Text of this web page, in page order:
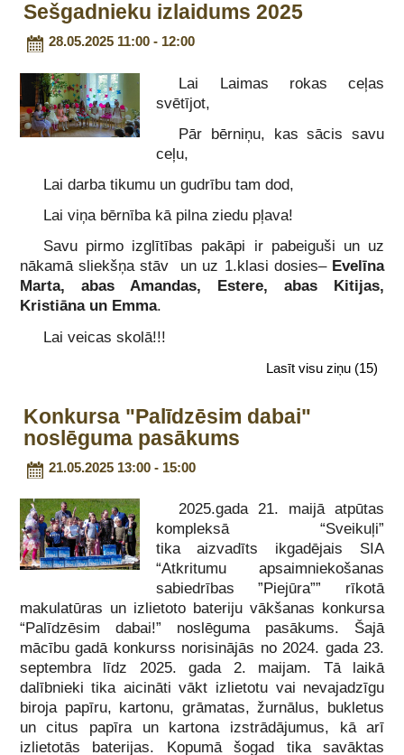
Sešgadnieku izlaidums 2025
28.05.2025 11:00 - 12:00
Lai Laimas rokas ceļas
svētījot,
Pār bērniņu, kas sācis savu
ceļu,
Lai darba tikumu un gudrību tam dod,
Lai viņa bērnība kā pilna ziedu pļava!
Savu pirmo izglītības pakāpi ir pabeiguši un uz
nākamā sliekšņa stāv un uz 1.klasi dosies– Evelīna
Marta, abas Amandas, Estere, abas Kitijas,
Kristiāna un Emma.
Lai veicas skolā!!!
Lasīt visu ziņu (15)
Konkursa "Palīdzēsim dabai"
noslēguma pasākums
21.05.2025 13:00 - 15:00
2025.gada 21. maijā atpūtas
kompleksā “Sveikuļi”
tika aizvadīts ikgadējais SIA
“Atkritumu apsaimniekošanas
sabiedrības ”Piejūra”” rīkotā
makulatūras un izlietoto bateriju vākšanas konkursa
“Palīdzēsim dabai!” noslēguma pasākums. Šajā
mācību gadā konkurss norisinājās no 2024. gada 23.
septembra līdz 2025. gada 2. maijam. Tā laikā
dalībnieki tika aicināti vākt izlietotu vai nevajadzīgu
biroja papīru, kartonu, grāmatas, žurnālus, bukletus
un citus papīra un kartona izstrādājumus, kā arī
izlietotās baterijas. Kopumā šogad tika savāktas